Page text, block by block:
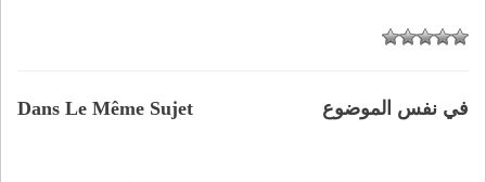
Dans Le Même Sujet في نفس الموضوع